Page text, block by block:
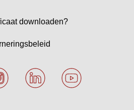
downloaden?